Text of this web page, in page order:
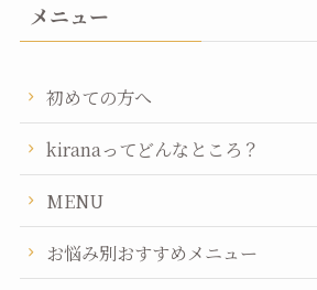
メニュー
初めての方へ
kiranaってどんなところ？
MENU
お悩み別おすすめメニュー